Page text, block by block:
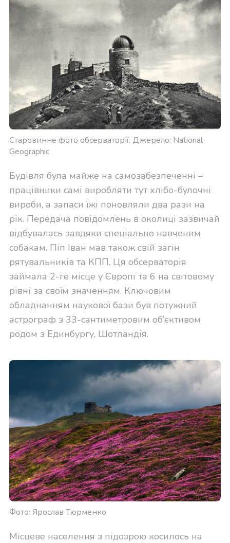
Старовинне фото обсерваторії. Джерело: National
Geographic
Будівля була майже на самозабезпеченні –
працівники самі виробляти тут хлібо-булочні
вироби, а запаси їжі поновляли два рази на
рік. Передача повідомлень в околиці зазвичай
відбувалась завдяки спеціально навченим
собакам. Піп Іван мав також свій загін
рятувальників та КПП. Ця обсерваторія
займала 2-ге місце у Європі та 6 на світовому
рівні за своїм значенням. Ключовим
обладнанням наукової бази був потужний
астрограф з 33-сантиметровим об’єктивом
родом з Единбургу, Шотландія.
Фото: Ярослав Тюрменко
Місцеве населення з підозрою косилось на